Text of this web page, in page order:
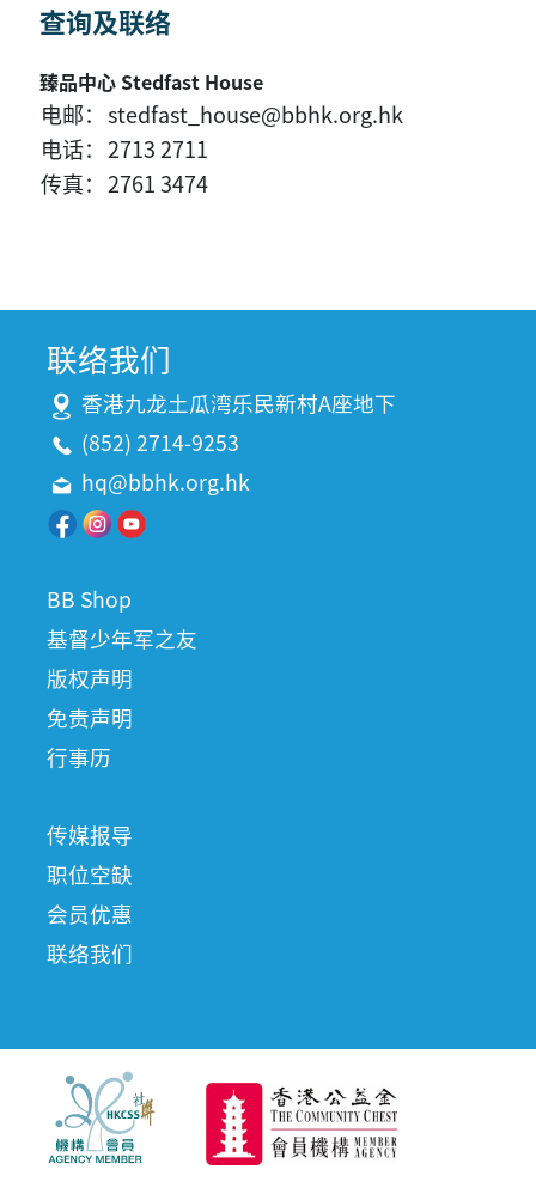
查询及联络
臻品中心 Stedfast House
电邮： stedfast_house@bbhk.org.hk
电话： 2713 2711
传真： 2761 3474
联络我们
香港九龙土瓜湾乐民新村A座地下
(852) 2714-9253
hq@bbhk.org.hk
BB Shop
基督少年军之友
版权声明
免责声明
行事历
传媒报导
职位空缺
会员优惠
联络我们